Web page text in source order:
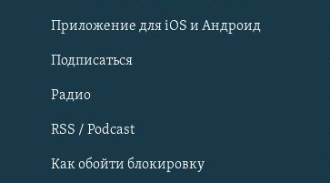
Qırımtatar
ПРИСОЕДИНЯЙТЕСЬ!
Приложение для iOS и Андроид
Подписаться
Радио
RSS / Podcast
Как обойти блокировку